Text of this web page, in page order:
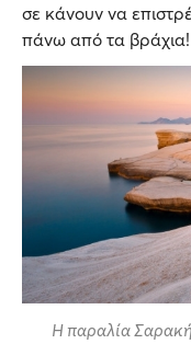
σε κάνουν να
πάνω από τα βράχια!
Η παραλία